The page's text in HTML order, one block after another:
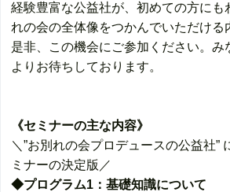
経験豊富な公益社が、初めての方にも
れの会の全体像をつかんでいただける
是非、この機会にご参加ください。み
よりお待ちしております。
《セミナーの主な内容》
＼”お別れの会プロデュースの公益社”
ミナーの決定版／
◆プログラム1：基礎知識について